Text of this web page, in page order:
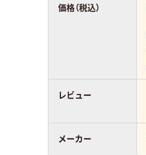
価格（税込）
レビュー
メーカー